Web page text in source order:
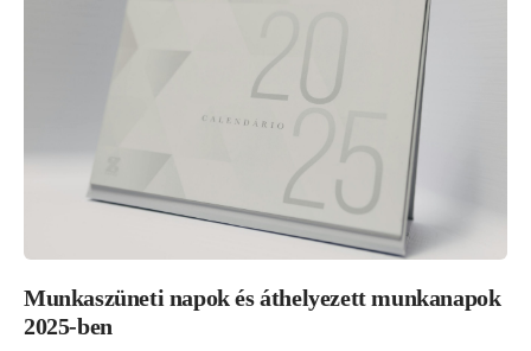
Munkaszüneti napok és áthelyezett munkanapok
2025-ben